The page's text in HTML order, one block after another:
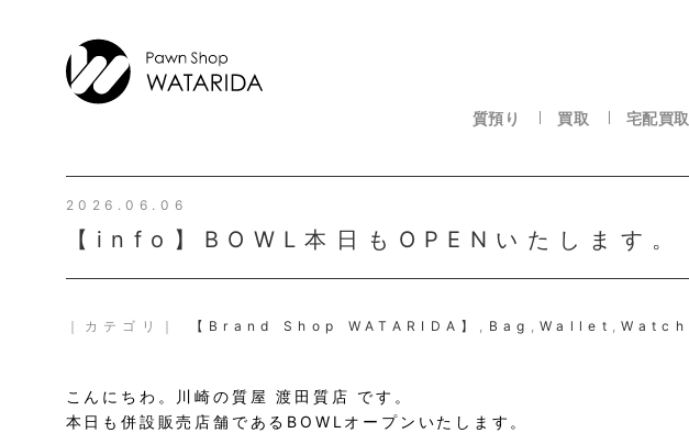
質預り 買取 宅配買取
2026.06.06
【info】BOWL本日もOPENいたします。
｜カテゴリ｜ 【Brand Shop WATARIDA】 , Bag ,Wallet ,Watch
こんにちわ。川崎の質屋 渡田質店 です。
本日も併設販売店舗であるBOWLオープンいたします。